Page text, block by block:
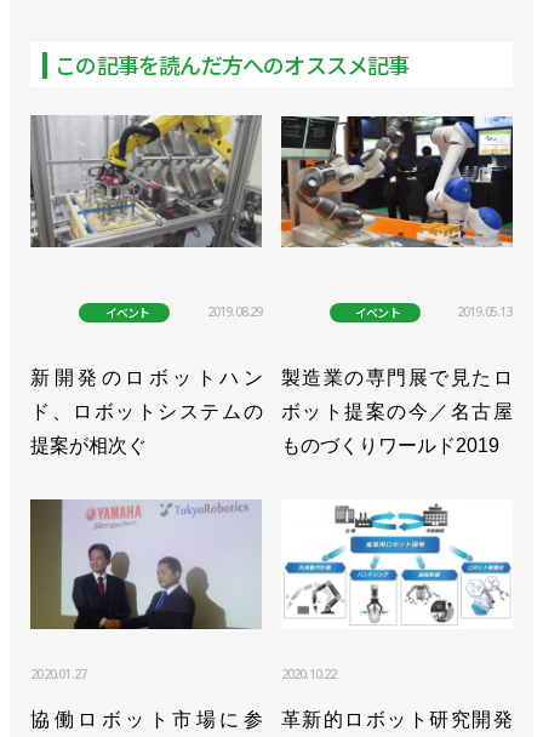
この記事を読んだ方へのオススメ記事
イベント 2019.08.29
新開発のロボットハン
ド、ロボットシステムの
提案が相次ぐ
イベント 2019.05.13
製造業の専門展で見たロ
ボット提案の今／名古屋
ものづくりワールド2019
2020.01.27
協働ロボット市場に参
2020.10.22
革新的ロボット研究開発